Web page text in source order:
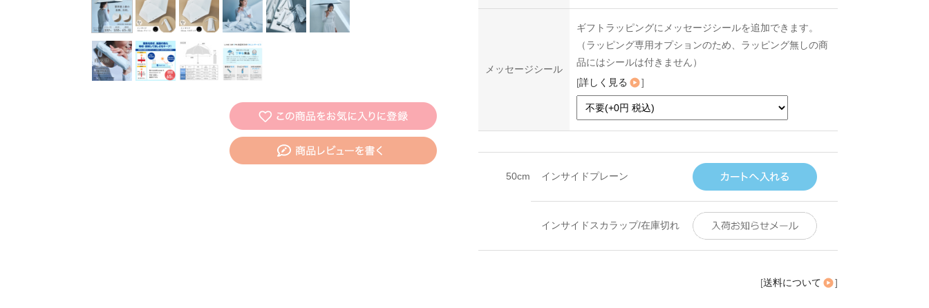
メッセージシール
ギフトラッピングにメッセージシールを追加できます。
（ラッピング専用オプションのため、ラッピング無しの商
品にはシールは付きません）
[詳しく見る ]
50cm インサイドプレーン
インサイドスカラップ/在庫切れ
[送料について ]